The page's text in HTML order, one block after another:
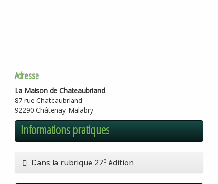
Adresse
La Maison de Chateaubriand
87 rue Chateaubriand
92290 Châtenay-Malabry
Informations pratiques
Dans la rubrique 27e édition